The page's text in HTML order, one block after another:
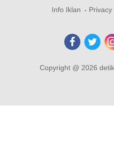
Info Iklan
Privacy
Copyright @ 2026